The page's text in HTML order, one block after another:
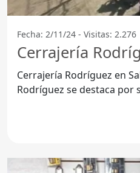
Fecha: 2/11/24 - Visitas: 2.276
Cerrajería
Cerrajería Rodríguez en Salto La
Rodríguez se destaca por